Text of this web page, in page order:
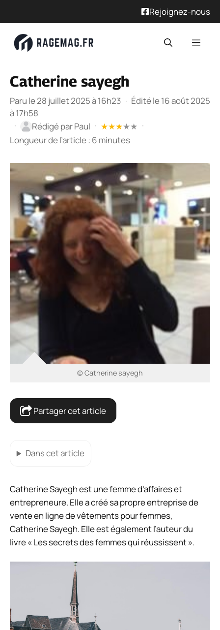
Rejoignez-nous
Catherine sayegh
Paru le 28 juillet 2025 à 16h23 · Édité le 16 août 2025
à 17h58
·
Rédigé parPaul · ★★★★★ ·
Longueur de l’article : 6 minutes
© Catherine sayegh
Partager cet article
Dans cet article
Catherine Sayegh est une femme d’affaires et
entrepreneure. Elle a créé sa propre entreprise de
vente en ligne de vêtements pour femmes,
Catherine Sayegh. Elle est également l’auteur du
livre « Les secrets des femmes qui réussissent ».